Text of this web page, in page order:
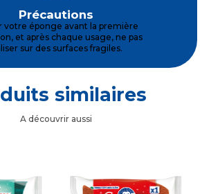
Précautions
votre éponge avant la première
et après chaque usage, ne pas
sur des surfaces fragiles.
similaires
A découvrir aussi